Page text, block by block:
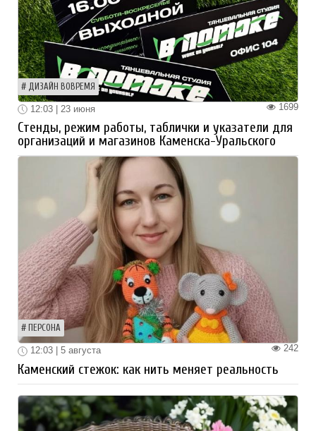
ДИЗАЙН ВОВРЕМЯ
1699
12:03 | 23 июня
Стенды, режим работы, таблички и указатели для
организаций и магазинов Каменска-Уральского
ПЕРСОНА
242
12:03 | 5 августа
Каменский стежок: как нить меняет реальность